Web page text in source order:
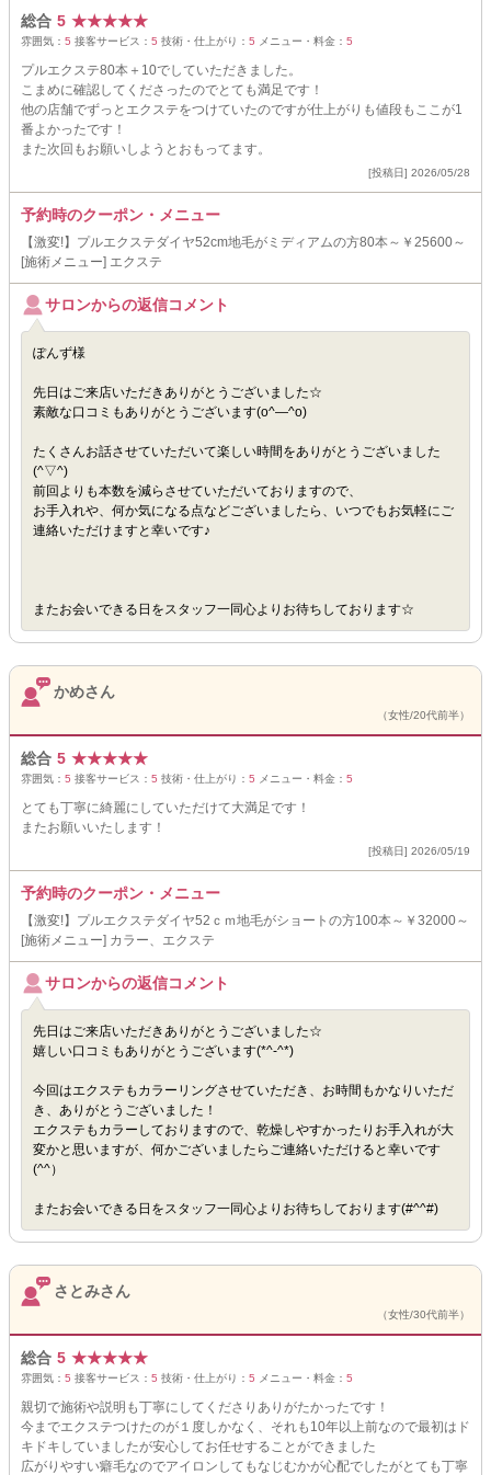
総合 5 ★★★★★
雰囲気： 5 接客サービス： 5 技術・仕上がり： 5 メニュー・料金： 5
プルエクステ80本＋10でしていただきました。
こまめに確認してくださったのでとても満足です！
他の店舗でずっとエクステをつけていたのですが仕上がりも値段もここが1
番よかったです！
また次回もお願いしようとおもってます。
[投稿日] 2026/05/28
予約時のクーポン・メニュー
【激変!】プルエクステダイヤ52cm地毛がミディアムの方80本～￥25600～
[施術メニュー] エクステ
サロンからの返信コメント
ぽんず様
先日はご来店いただきありがとうございました☆
素敵な口コミもありがとうございます(o^―^o)
たくさんお話させていただいて楽しい時間をありがとうございました
(^▽^)
前回よりも本数を減らさせていただいておりますので、
お手入れや、何か気になる点などございましたら、いつでもお気軽にご
連絡いただけますと幸いです♪
またお会いできる日をスタッフ一同心よりお待ちしております☆
かめさん
（女性/20代前半）
総合 5 ★★★★★
雰囲気： 5 接客サービス： 5 技術・仕上がり： 5 メニュー・料金： 5
とても丁寧に綺麗にしていただけて大満足です！
またお願いいたします！
[投稿日] 2026/05/19
予約時のクーポン・メニュー
【激変!】プルエクステダイヤ52ｃｍ地毛がショートの方100本～￥32000～
[施術メニュー] カラー、エクステ
サロンからの返信コメント
先日はご来店いただきありがとうございました☆
嬉しい口コミもありがとうございます(*^-^*)
今回はエクステもカラーリングさせていただき、お時間もかなりいただ
き、ありがとうございました！
エクステもカラーしておりますので、乾燥しやすかったりお手入れが大
変かと思いますが、何かございましたらご連絡いただけると幸いです
(^^）
またお会いできる日をスタッフ一同心よりお待ちしております(#^^#)
さとみさん
（女性/30代前半）
総合 5 ★★★★★
雰囲気： 5 接客サービス： 5 技術・仕上がり： 5 メニュー・料金： 5
親切で施術や説明も丁寧にしてくださりありがたかったです！
今までエクステつけたのが１度しかなく、それも10年以上前なので最初はド
キドキしていましたが安心してお任せすることができました
広がりやすい癖毛なのでアイロンしてもなじむかが心配でしたがとても丁寧